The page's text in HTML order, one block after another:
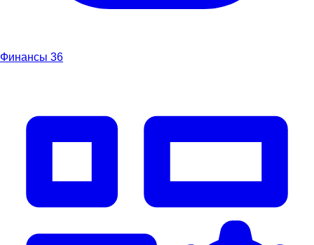
Финансы 36